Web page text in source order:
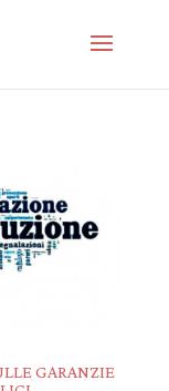
GARANZIE